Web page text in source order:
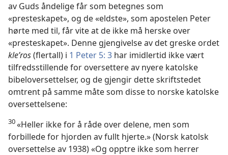
av Guds åndelige får som betegnes som
«presteskapet», og de «eldste», som apostelen Peter
hørte med til, får vite at de ikke må herske over
«presteskapet». Denne gjengivelse av det greske ordet
kleʹros(flertall) i 1 Peter 5: 3 har imidlertid ikke vært
tilfredsstillende for oversettere av nyere katolske
bibeloversettelser, og de gjengir dette skriftstedet
omtrent på samme måte som disse to norske katolske
oversettelsene:
30«Heller ikke for å råde over delene, men som
forbillede for hjorden av fullt hjerte.» (Norsk katolsk
oversettelse av 1938) «Og opptre ikke som herrer